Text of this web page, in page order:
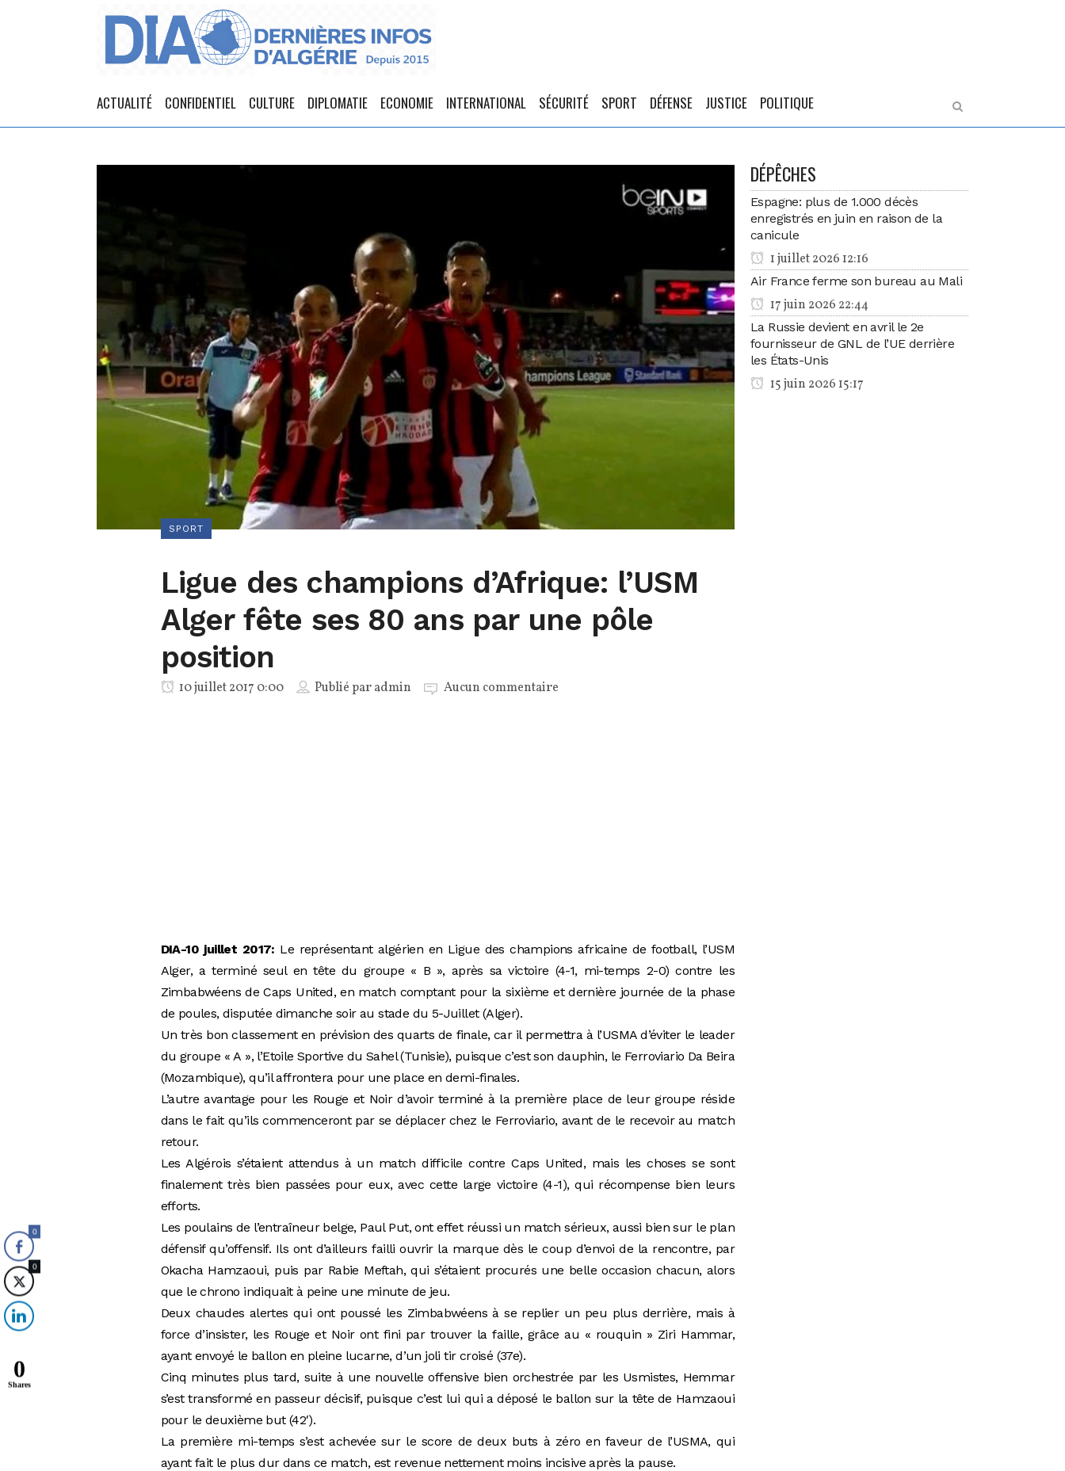
ACTUALITÉ CONFIDENTIEL CULTURE DIPLOMATIE ECONOMIE INTERNATIONAL SÉCURITÉ SPORT DÉFENSE JUSTICE POLITIQUE
SPORT
Ligue des champions d’Afrique: l’USM
Alger fête ses 80 ans par une pôle
position
10 juillet 2017 0:00 Publié paradmin Aucun commentaire
DIA-10 juillet 2017: Le représentant algérien en Ligue des champions africaine de football, l’USM
Alger, a terminé seul en tête du groupe « B », après sa victoire (4-1, mi-temps 2-0) contre les
Zimbabwéens de Caps United, en match comptant pour la sixième et dernière journée de la phase
de poules, disputée dimanche soir au stade du 5-Juillet (Alger).
Un très bon classement en prévision des quarts de finale, car il permettra à l’USMA d’éviter le leader
du groupe « A », l’Etoile Sportive du Sahel (Tunisie), puisque c’est son dauphin, le Ferroviario Da Beira
(Mozambique), qu’il affrontera pour une place en demi-finales.
L’autre avantage pour les Rouge et Noir d’avoir terminé à la première place de leur groupe réside
dans le fait qu’ils commenceront par se déplacer chez le Ferroviario, avant de le recevoir au match
retour.
Les Algérois s’étaient attendus à un match difficile contre Caps United, mais les choses se sont
finalement très bien passées pour eux, avec cette large victoire (4-1), qui récompense bien leurs
efforts.
Les poulains de l’entraîneur belge, Paul Put, ont effet réussi un match sérieux, aussi bien sur le plan
défensif qu’offensif. Ils ont d’ailleurs failli ouvrir la marque dès le coup d’envoi de la rencontre, par
Okacha Hamzaoui, puis par Rabie Meftah, qui s’étaient procurés une belle occasion chacun, alors
que le chrono indiquait à peine une minute de jeu.
Deux chaudes alertes qui ont poussé les Zimbabwéens à se replier un peu plus derrière, mais à
force d’insister, les Rouge et Noir ont fini par trouver la faille, grâce au « rouquin » Ziri Hammar,
ayant envoyé le ballon en pleine lucarne, d’un joli tir croisé (37e).
Cinq minutes plus tard, suite à une nouvelle offensive bien orchestrée par les Usmistes, Hemmar
s’est transformé en passeur décisif, puisque c’est lui qui a déposé le ballon sur la tête de Hamzaoui
pour le deuxième but (42′).
La première mi-temps s’est achevée sur le score de deux buts à zéro en faveur de l’USMA, qui
ayant fait le plus dur dans ce match, est revenue nettement moins incisive après la pause.
DÉPÊCHES
Espagne: plus de 1.000 décès
enregistrés en juin en raison de la
canicule
1 juillet 2026 12:16
Air France ferme son bureau au Mali
17 juin 2026 22:44
La Russie devient en avril le 2e
fournisseur de GNL de l’UE derrière
les États-Unis
15 juin 2026 15:17
0
0
0
Shares